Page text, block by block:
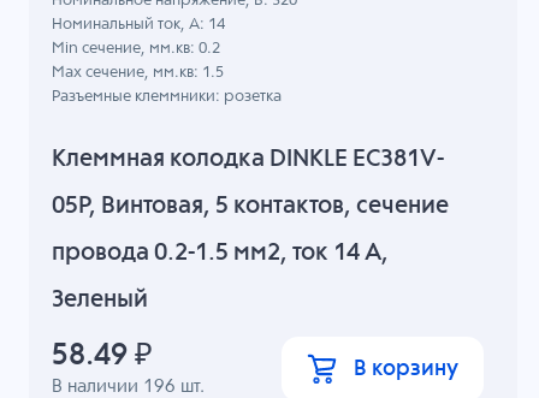
Клеммная колодка DINKLE EC381V-
05P, Винтовая, 5 контактов, сечение
провода 0.2-1.5 мм2, ток 14 A,
Зеленый
В наличии 196 шт.
Номинальный ток, А: 14
Min сечение, мм.кв: 0.2
Max сечение, мм.кв: 1.5
Разъемные клеммники: розетка
58.49 ₽ В корзину